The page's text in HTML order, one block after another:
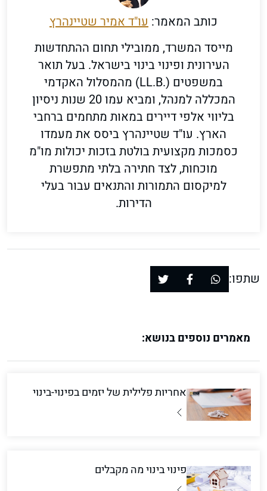
כותב המאמר: עו"ד אמיר שטיינהרץ
מייסד המשרד, ממובילי תחום ההתחדשות
העירונית ופינוי בינוי בישראל. בעל תואר
במשפטים (.LL.B) מהמסלול האקדמי
המכללה למנהל, ומביא עמו 20 שנות ניסיון
בליווי אלפי דיירים במאות מתחמים ברחבי
הארץ. עו"ד שטיינהרץ ביסס את מעמדו
כסמכות מקצועית בולטת בזכות יכולות מו"מ
מוכחות, לצד חתירה בלתי מתפשרת
למיקסום התמורות והתנאים עבור בעלי
הדירות.
שתפו:
מאמרים נוספים בנושא:
אחריות פלילית של יזמים בפינוי-בינוי
פינוי בינוי מה מקבלים